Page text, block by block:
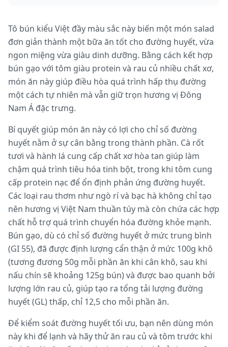
Tô bún kiểu Việt đầy màu sắc này biến một món salad
đơn giản thành một bữa ăn tốt cho đường huyết, vừa
ngon miệng vừa giàu dinh dưỡng. Bằng cách kết hợp
bún gạo với tôm giàu protein và rau củ nhiều chất xơ,
món ăn này giúp điều hòa quá trình hấp thụ đường
một cách tự nhiên mà vẫn giữ trọn hương vị Đông
Nam Á đặc trưng.
Bí quyết giúp món ăn này có lợi cho chỉ số đường
huyết nằm ở sự cân bằng trong thành phần. Cà rốt
tươi và hành lá cung cấp chất xơ hòa tan giúp làm
chậm quá trình tiêu hóa tinh bột, trong khi tôm cung
cấp protein nạc để ổn định phản ứng đường huyết.
Các loại rau thơm như ngò rí và bạc hà không chỉ tạo
nên hương vị Việt Nam thuần túy mà còn chứa các hợp
chất hỗ trợ quá trình chuyển hóa đường khỏe mạnh.
Bún gạo, dù có chỉ số đường huyết ở mức trung bình
(GI 55), đã được định lượng cẩn thận ở mức 100g khô
(tương đương 50g mỗi phần ăn khi cân khô, sau khi
nấu chín sẽ khoảng 125g bún) và được bao quanh bởi
lượng lớn rau củ, giúp tạo ra tổng tải lượng đường
huyết (GL) thấp, chỉ 12,5 cho mỗi phần ăn.
Để kiểm soát đường huyết tối ưu, bạn nên dùng món
này khi để lạnh và hãy thử ăn rau củ và tôm trước khi